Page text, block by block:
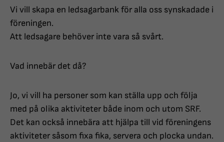
Vi vill skapa en ledsagarbank för alla oss synskadade i
föreningen.
Att ledsagare behöver inte vara så svårt.
Vad innebär det då?
Jo, vi vill ha personer som kan ställa upp och följa
med på olika aktiviteter både inom och utom SRF.
Det kan också innebära att hjälpa till vid föreningens
aktiviteter såsom fixa fika, servera och plocka undan.